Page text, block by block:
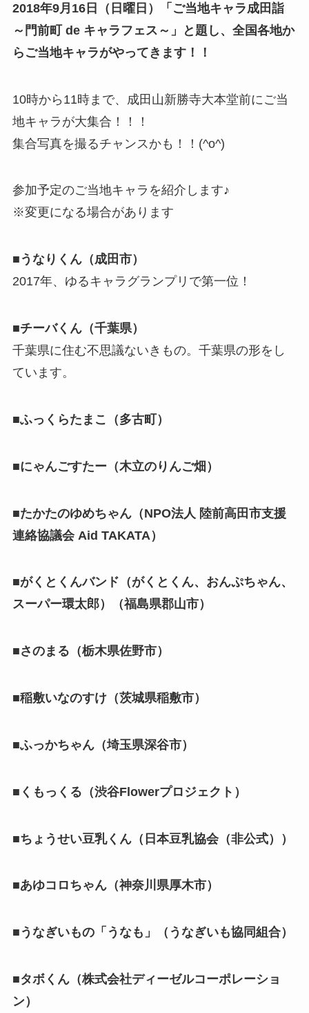
2018年9月16日（日曜日）「ご当地キャラ成田詣
～門前町 de キャラフェス～」と題し、全国各地か
らご当地キャラがやってきます！！
10時から11時まで、成田山新勝寺大本堂前にご当
地キャラが大集合！！！
集合写真を撮るチャンスかも！！(^o^)
参加予定のご当地キャラを紹介します♪
※変更になる場合があります
■うなりくん（成田市）
2017年、ゆるキャラグランプリで第一位！
■チーバくん（千葉県）
千葉県に住む不思議ないきもの。千葉県の形をし
ています。
■ふっくらたまこ（多古町）
■にゃんごすたー（木立のりんご畑）
■たかたのゆめちゃん（NPO法人 陸前高田市支援
連絡協議会 Aid TAKATA）
■がくとくんバンド（がくとくん、おんぷちゃん、
スーパー環太郎）（福島県郡山市）
■さのまる（栃木県佐野市）
■稲敷いなのすけ（茨城県稲敷市）
■ふっかちゃん（埼玉県深谷市）
■くもっくる（渋谷Flowerプロジェクト）
■ちょうせい豆乳くん（日本豆乳協会（非公式））
■あゆコロちゃん（神奈川県厚木市）
■うなぎいもの「うなも」（うなぎいも協同組合）
■タボくん（株式会社ディーゼルコーポレーショ
ン）